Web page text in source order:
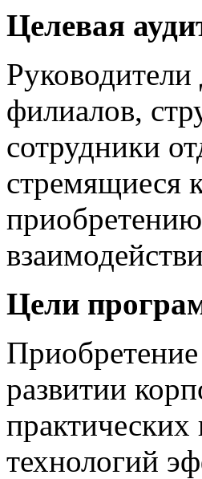
Целевая
филиалов,
сотрудники
стремящиеся
Цели
развитии
технологий